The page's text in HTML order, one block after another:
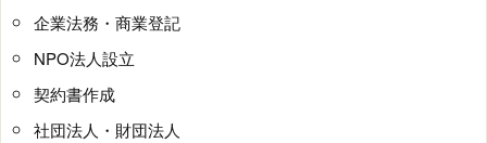
企業法務・商業登記
NPO法人設立
契約書作成
社団法人・財団法人